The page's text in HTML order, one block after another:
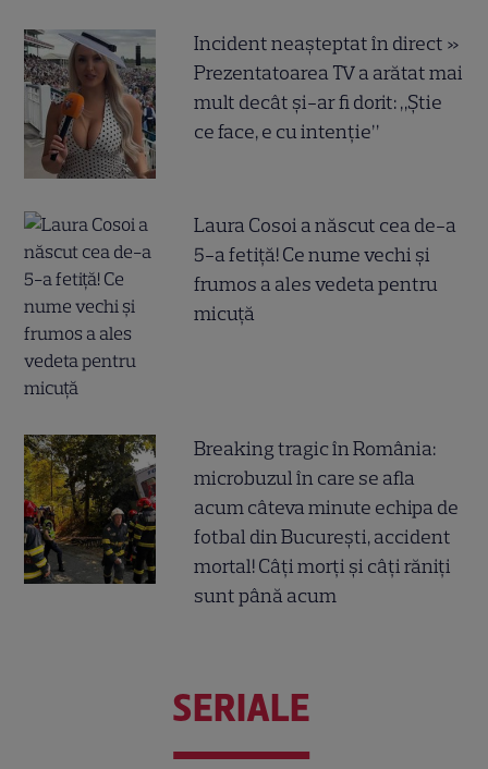
Incident neașteptat în direct »
Prezentatoarea TV a arătat mai
mult decât și-ar fi dorit: „Știe
ce face, e cu intenție”
Laura Cosoi a născut cea de-a
5-a fetiță! Ce nume vechi și
frumos a ales vedeta pentru
micuță
Breaking tragic în România:
microbuzul în care se afla
acum câteva minute echipa de
fotbal din București, accident
mortal! Câți morți și câți răniți
sunt până acum
SERIALE